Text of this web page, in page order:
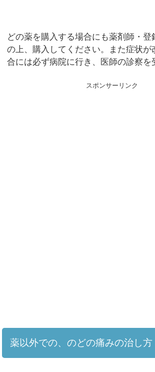
どの薬を購入する場合にも薬剤師・登
の上、購入してください。また症状が
合には必ず病院に行き、医師の診察を
スポンサーリンク
薬以外での、のどの痛みの治し方